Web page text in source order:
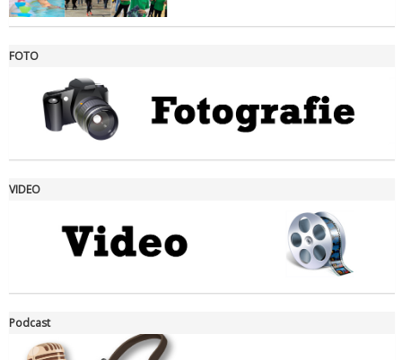
Ddl Lobby, Uisp: “Il Parlamento valorizzi le nostre specificità"
FOTO
VIDEO
Podcast